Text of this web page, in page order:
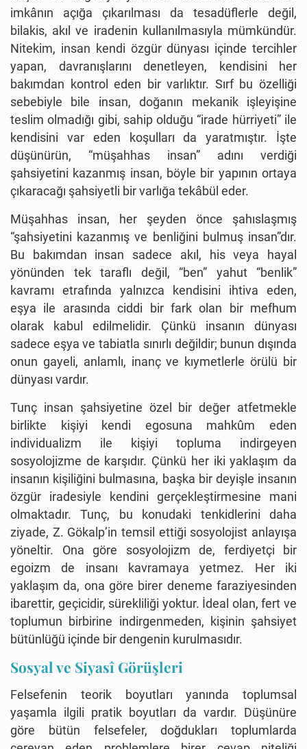
imkânın açığa çıkarılması da tesadüflerle değil,
bilakis, akıl ve iradenin kullanılmasıyla mümkündür.
Nitekim, insan kendi özgür dünyası içinde tercihler
yapan, davranışlarını denetleyen, kendisini her
bakımdan kontrol eden bir varlıktır. Sırf bu özelliği
sebebiyle bile insan, doğanın mekanik işleyişine
teslim olmadığı gibi, sahip olduğu “irade hürriyeti” ile
kendisini var eden koşulları da yaratmıştır. İşte
düşünürün, “müşahhas insan” adını verdiği
şahsiyetini kazanmış insan, böyle bir yapının ortaya
çıkaracağı şahsiyetli bir varlığa tekâbül eder.
Müşahhas insan, her şeyden önce şahıslaşmış
“şahsiyetini kazanmış ve benliğini bulmuş insan”dır.
Bu bakımdan insan sadece akıl, his veya hayal
yönünden tek taraflı değil, “ben” yahut “benlik”
kavramı etrafında yalnızca kendisini ihtiva eden,
eşya ile arasında ciddi bir fark olan bir mefhum
olarak kabul edilmelidir. Çünkü insanın dünyası
sadece eşya ve tabiatla sınırlı değildir; bunun dışında
onun gayeli, anlamlı, inanç ve kıymetlerle örülü bir
dünyası vardır.
Tunç insan şahsiyetine özel bir değer atfetmekle
birlikte kişiyi kendi egosuna mahkûm eden
individualizm ile kişiyi topluma indirgeyen
sosyolojizme de karşıdır. Çünkü her iki yaklaşım da
insanın kişiliğini bulmasına, başka bir deyişle insanın
özgür iradesiyle kendini gerçekleştirmesine mani
olmaktadır. Tunç, bu konudaki tenkidlerini daha
ziyade, Z. Gökalp’in temsil ettiği sosyolojist anlayışa
yöneltir. Ona göre sosyolojizm de, ferdiyetçi bir
egoizm de insanı kavramaya yetmez. Her iki
yaklaşım da, ona göre birer deneme faraziyesinden
ibarettir, geçicidir, sürekliliği yoktur. İdeal olan, fert ve
toplumun birbirine indirgenmeden, kişinin şahsiyet
bütünlüğü içinde bir dengenin kurulmasıdır.
Sosyal ve Siyasî Görüşleri
Felsefenin teorik boyutları yanında toplumsal
yaşamla ilgili pratik boyutları da vardır. Düşünüre
göre bütün felsefeler, doğdukları toplumlarda